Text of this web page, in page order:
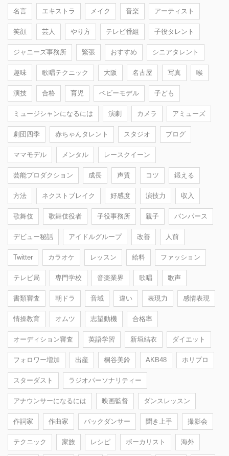
名言 エキストラ メイク 音楽 アーティスト
笑顔 芸人 やり方 テレビ番組 子役タレント
ジャニーズ事務所 緊張 おすすめ シニアタレント
趣味 歌唱テクニック 大阪 名古屋 写真 喉
演技 合格 育児 ベビーモデル 子ども
ミュージシャンになるには 演劇 カメラ アミューズ
劇団四季 赤ちゃんタレント スタジオ ブログ
ママモデル メンタル レースクイーン
芸能プロダクション 成長 声質 コツ 鍛える
方法 ネクストブレイク 好感度 演技力 収入
歌舞伎 歌舞伎役者 子役事務所 親子 パンパース
デビュー秘話 アイドルグループ 改善 人前
Twitter カラオケ レッスン 給料 ファッション
テレビ局 専門学校 音楽業界 歌唱 歌声
書類審査 朝ドラ 音域 違い 表現力 感情表現
情操教育 オムツ 志望動機 合格率
オーディション審査 英語学習 新垣結衣 ダイエット
フォロワー増加 出産 桐谷美鈴 AKB48 ホリプロ
スターダスト ラジオパーソナリティー
アナウンサーになるには 映画監督 ダンスレッスン
作詞家 作曲家 バックダンサー 聞き上手 撮影会
テクニック 家族 レシピ ボーカリスト 海外